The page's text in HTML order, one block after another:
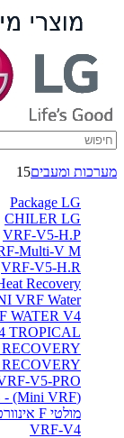
מערכות ומעבים15
Package LG
CHILER LG
VRF-V5-H.P
Multi-V M
VRF-V5-H.R
Recovery
VRF Water
WATER V4
TROPICAL
V5-PRO
(Multi V S - (Mini VRF
מולטי F אינוורטר
VRF-V4